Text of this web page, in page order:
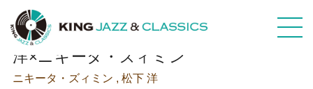
スーパー・サクソフォン・デュオ 松下
洋×ニキータ・ズィミン
ニキータ・ズィミン 松下 洋